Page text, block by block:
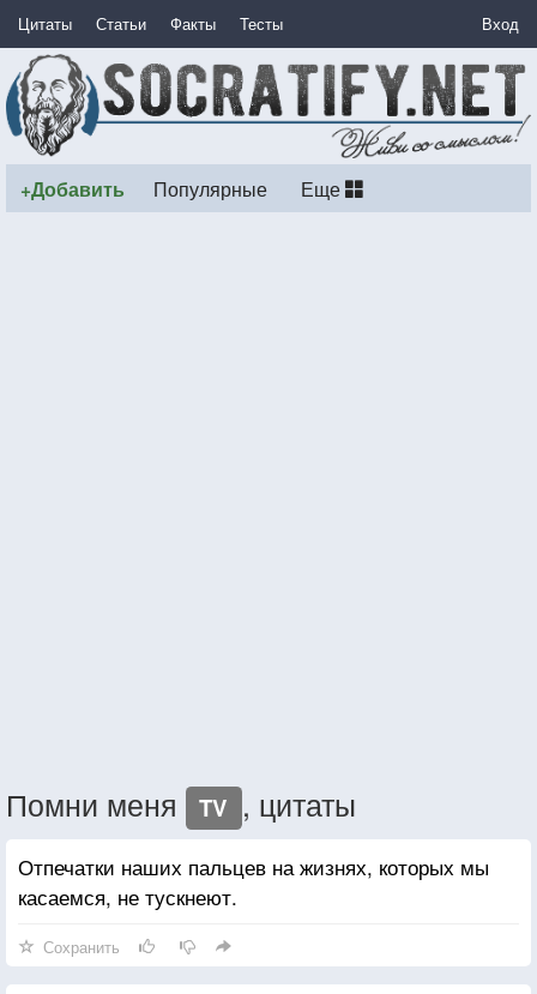
Цитаты Статьи Факты Тесты Вход
+Добавить Популярные Еще
Помни меня TV , цитаты
Отпечатки наших пальцев на жизнях, которых мы
касаемся, не тускнеют.
Сохранить